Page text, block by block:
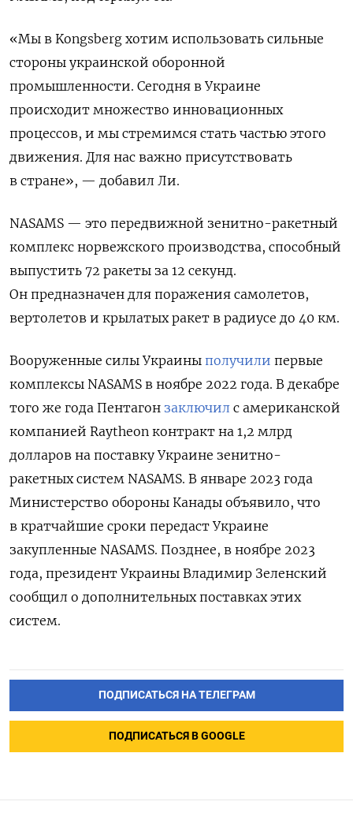
«Мы в Kongsberg хотим использовать сильные
стороны украинской оборонной
промышленности. Сегодня в Украине
происходит множество инновационных
процессов, и мы стремимся стать частью этого
движения. Для нас важно присутствовать
в стране», — добавил Ли.
NASAMS — это передвижной зенитно-ракетный
комплекс норвежского производства, способный
выпустить 72 ракеты за 12 секунд.
Он предназначен для поражения самолетов,
вертолетов и крылатых ракет в радиусе до 40 км.
Вооруженные силы Украины получили первые
комплексы NASAMS в ноябре 2022 года. В декабре
того же года Пентагон заключил с американской
компанией Raytheon контракт на 1,2 млрд
долларов на поставку Украине зенитно-
ракетных систем NASAMS. В январе 2023 года
Министерство обороны Канады объявило, что
в кратчайшие сроки передаст Украине
закупленные NASAMS. Позднее, в ноябре 2023
года, президент Украины Владимир Зеленский
сообщил о дополнительных поставках этих
систем.
ПОДПИСАТЬСЯ НА ТЕЛЕГРАМ
ПОДПИСАТЬСЯ В GOOGLE